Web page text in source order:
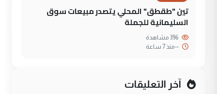
تين "طقطق" المحلي يتصدر مبيعات سوق
السليمانية للجملة
--منذ 7 ساعة
آخر التعليقات